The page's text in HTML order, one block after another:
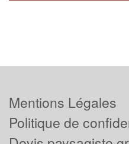
Mentions Légales
Politique de